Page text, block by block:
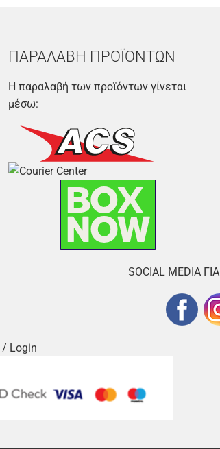
ΠΑΡΑΛΑΒΗ ΠΡΟΪΟΝΤΩΝ
Η παραλαβή των προϊόντων γίνεται
μέσω:
SOCIAL MEDIA ΓΙΑ
/ Login